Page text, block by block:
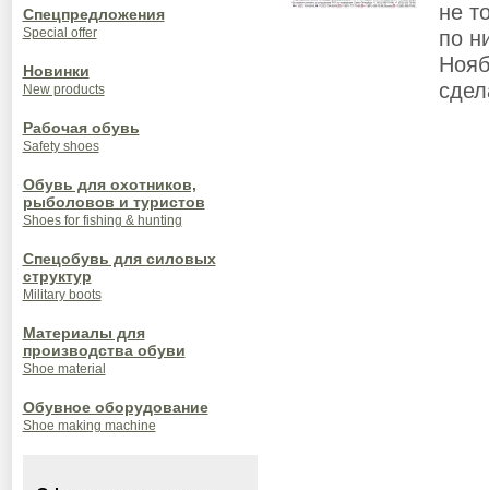
Спецпредложения
Special offer
Новинки
New products
Рабочая обувь
Safety shoes
Обувь для охотников,
рыболовов и туристов
Shoes for fishing & hunting
Спецобувь для силовых
структур
Military boots
Материалы для
производства обуви
Shoe material
Обувное оборудование
Shoe making machine
не
по